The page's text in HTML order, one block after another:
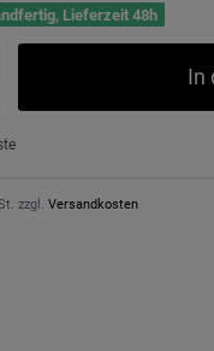
Lieferzeit 48h
In
zzgl. Versandkosten